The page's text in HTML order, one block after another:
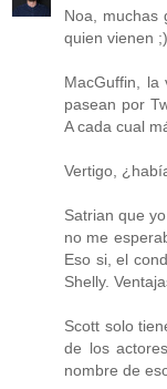
Noa, muchas
quien vienen ;)
MacGuffin,
pasean por
A cada cual
Vertigo,
Satrian que
no me
Eso si, el
Shelly.
Scott solo
de los
nombre de